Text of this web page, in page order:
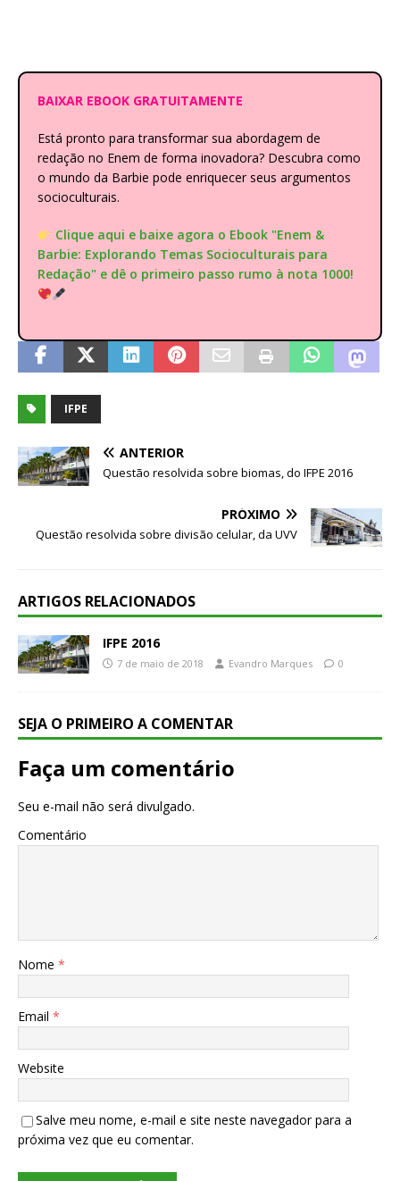
BAIXAR EBOOK GRATUITAMENTE
Está pronto para transformar sua abordagem de
redação no Enem de forma inovadora? Descubra como
o mundo da Barbie pode enriquecer seus argumentos
socioculturais.
Clique aqui e baixe agora o Ebook "Enem &
Barbie: Explorando Temas Socioculturais para
Redação" e dê o primeiro passo rumo à nota 1000!
IFPE
ANTERIOR
Questão resolvida sobre biomas, do IFPE 2016
PRÓXIMO
Questão resolvida sobre divisão celular, da UVV
ARTIGOS RELACIONADOS
IFPE 2016
7 de maio de 2018 Evandro Marques 0
SEJA O PRIMEIRO A COMENTAR
Faça um comentário
Seu e-mail não será divulgado.
Comentário
Nome *
Email *
Website
Salve meu nome, e-mail e site neste navegador para a
próxima vez que eu comentar.